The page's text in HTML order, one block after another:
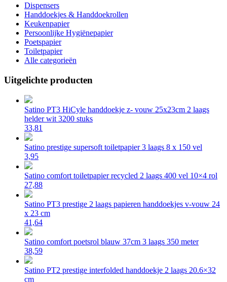
Dispensers
Handdoekjes & Handdoekrollen
Keukenpapier
Persoonlijke Hygiënepapier
Poetspapier
Toiletpapier
Alle categorieën
Uitgelichte producten
Satino PT3 HiCyle handdoekje z- vouw 25x23cm 2 laags
helder wit 3200 stuks
33,81
Satino prestige supersoft toiletpapier 3 laags 8 x 150 vel
3,95
Satino comfort toiletpapier recycled 2 laags 400 vel 10×4 rol
27,88
Satino PT3 prestige 2 laags papieren handdoekjes v-vouw 24
x 23 cm
41,64
Satino comfort poetsrol blauw 37cm 3 laags 350 meter
38,59
Satino PT2 prestige interfolded handdoekje 2 laags 20.6×32
cm